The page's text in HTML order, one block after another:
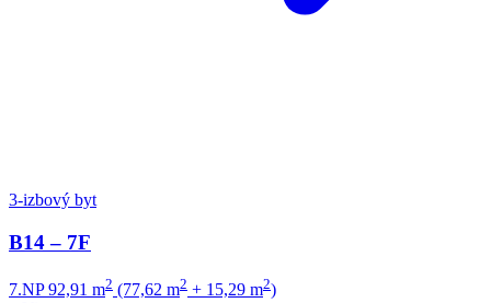
3-izbový byt
B14 – 7F
7.NP 92,91 m2 (77,62 m2 + 15,29 m2)